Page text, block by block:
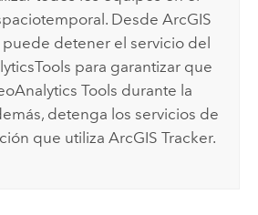
DesdeArcGIS
puede detener el servicio del
para garantizar que
Tools durante la
detenga los servicios de
que utilizaArcGIS Tracker.